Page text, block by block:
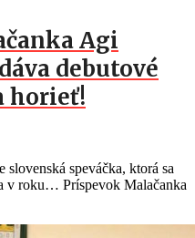
Agi
debutové
horieť!
speváčka, ktorá sa
v roku… Príspevok Malačanka